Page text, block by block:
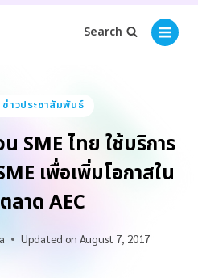
Search
ข่าวประชาสัมพันธ์
SME ไทย ใช้บริการ
เพื่อเพิ่มโอกาสใน
ลาด AEC
Updated on August 7, 2017